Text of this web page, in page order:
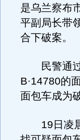
是乌兰察布
平副局长带
合下破案。
民警通过
B·14780的
面包车成为
19日凌晨